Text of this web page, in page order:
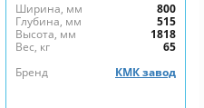
Ширина, мм
800
Глубина, мм
515
Высота, мм
1818
Вес, кг
65
Бренд
КМК завод